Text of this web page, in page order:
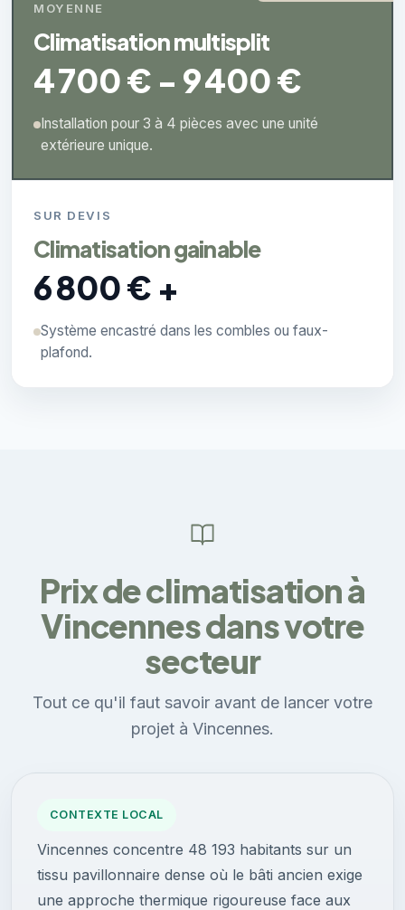
MOYENNE
Climatisation multisplit
4 700 € - 9 400 €
Installation pour 3 à 4 pièces avec une unité
extérieure unique.
SUR DEVIS
Climatisation gainable
6 800 € +
Système encastré dans les combles ou faux-
plafond.
Prix de climatisation à
Vincennes dans votre
secteur
Tout ce qu'il faut savoir avant de lancer votre
projet à Vincennes.
CONTEXTE LOCAL
Vincennes concentre 48 193 habitants sur un
tissu pavillonnaire dense où le bâti ancien exige
une approche thermique rigoureuse face aux